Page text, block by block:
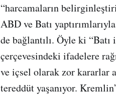
“harcamaların
ABD ve Batı
de bağlantılı. Öyle ki
çerçevesindeki ifadelere
ve içsel olarak zor kararlar
tereddüt yaşanıyor.